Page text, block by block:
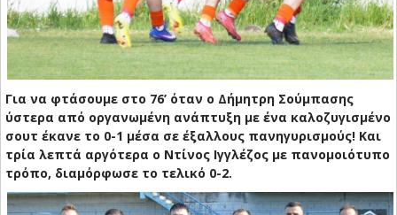
Για να φτάσουμε στο 76’ όταν ο Δήμητρη Σούμπασης
ύστερα από οργανωμένη ανάπτυξη με ένα καλοζυγισμένο
σουτ έκανε το 0-1 μέσα σε έξαλλους πανηγυρισμούς! Και
τρία λεπτά αργότερα ο Ντίνος Ιγγλέζος με πανομοιότυπο
τρόπο, διαμόρφωσε το τελικό 0-2.